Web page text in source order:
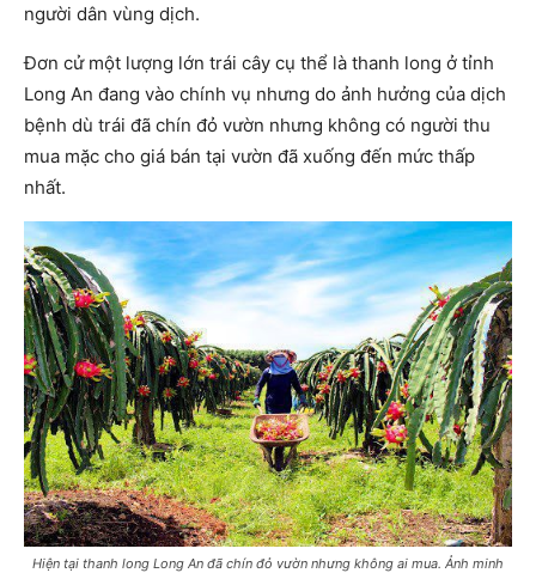
người dân vùng dịch.
Đơn cử một lượng lớn trái cây cụ thể là thanh long ở tỉnh
Long An đang vào chính vụ nhưng do ảnh hưởng của dịch
bệnh dù trái đã chín đỏ vườn nhưng không có người thu
mua mặc cho giá bán tại vườn đã xuống đến mức thấp
nhất.
Hiện tại thanh long Long An đã chín đỏ vườn nhưng không ai mua. Ảnh minh